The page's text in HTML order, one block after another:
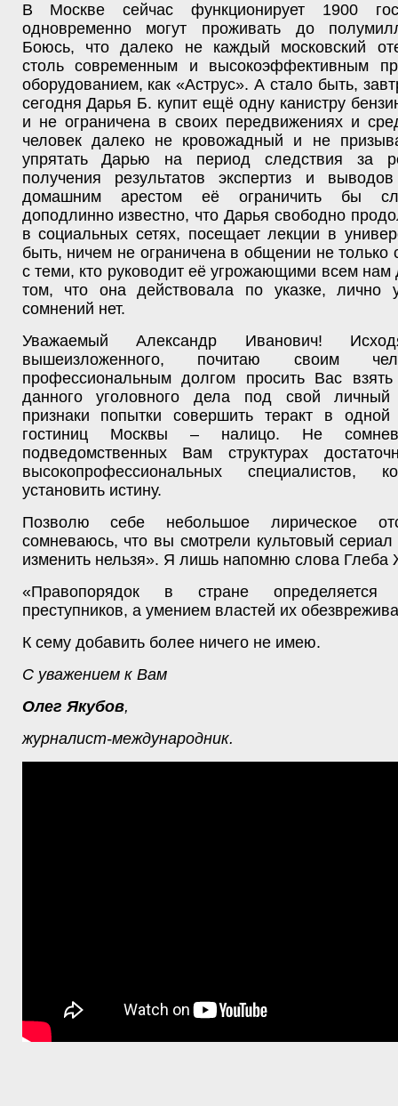
В Москве сейчас функционирует 1900
одновременно могут проживать до
Боюсь, что далеко не каждый московский
столь современным и высокоэффективным
оборудованием, как «Аструс». А стало быть,
сегодня Дарья Б. купит ещё одну канистру
и не ограничена в своих передвижениях и
человек далеко не кровожадный и не
упрятать Дарью на период следствия за
получения результатов экспертиз и
домашним арестом её ограничить бы
доподлинно известно, что Дарья свободно
в социальных сетях, посещает лекции в
быть, ничем не ограничена в общении не только
с теми, кто руководит её угрожающими всем нам
том, что она действовала по указке, лично
сомнений нет.
Уважаемый Александр Иванович!
вышеизложенного, почитаю своим
профессиональным долгом просить Вас взять
данного уголовного дела под свой личный
признаки попытки совершить теракт в
гостиниц Москвы – налицо. Не
подведомственных Вам структурах
высокопрофессиональных специалистов,
установить истину.
Позволю себе небольшое лирическое
сомневаюсь, что вы смотрели культовый сериал
изменить нельзя». Я лишь напомню слова Глеба
«Правопорядок в стране
преступников, а умением властей их
К сему добавить более ничего не имею.
С уважением к Вам
Олег Якубов,
журналист-международник.